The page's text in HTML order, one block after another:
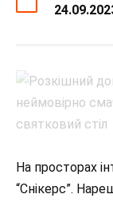
На просторах
“Снікерс”.